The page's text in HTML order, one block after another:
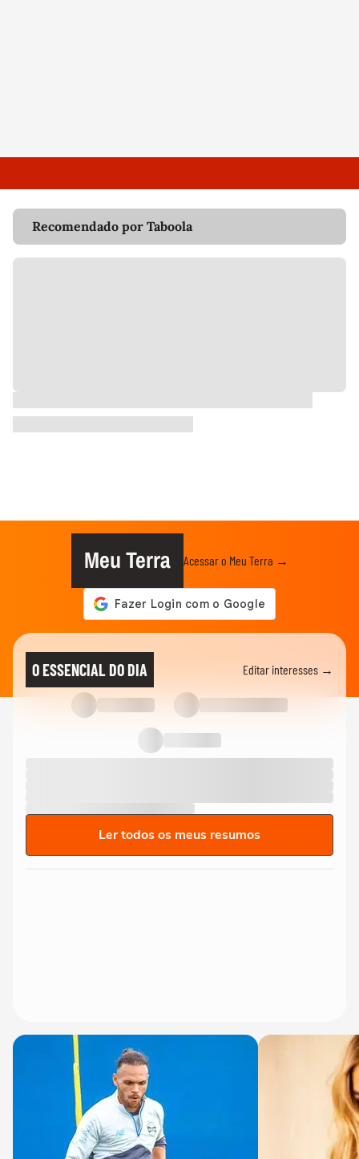
Recomendado por Taboola
Meu Terra Acessar o Meu Terra →
O ESSENCIAL DO DIA Editar interesses →
Ler todos os meus resumos